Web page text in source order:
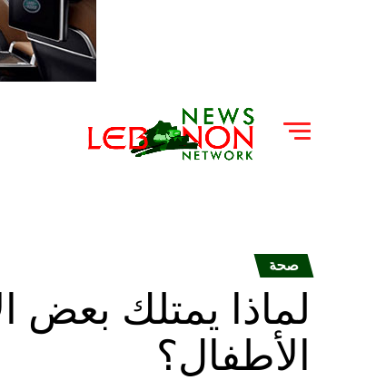
صحة
لماذا يمتلك بعض
الأطفال؟